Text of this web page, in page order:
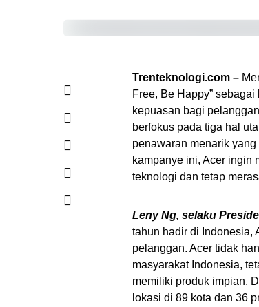
Trenteknologi.com –
Free, Be Happy”
kepuasan bagi
berfokus pada tiga hal
penawaran menarik
kampanye ini, Acer ingin
teknologi dan tetap
Leny Ng, selaku
tahun hadir di Indonesia,
pelanggan. Acer tidak
masyarakat Indonesia,
memiliki produk impian.
lokasi di 89 kota dan 36